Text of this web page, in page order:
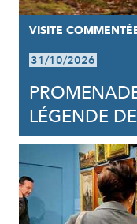
VISITE
31/10/2026
LÉGENDE